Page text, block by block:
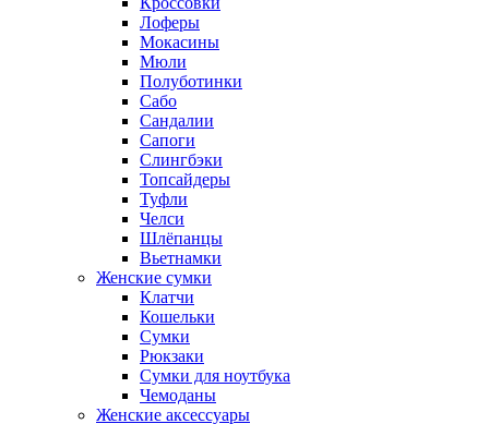
Лоферы
Мокасины
Мюли
Полуботинки
Сабо
Сандалии
Сапоги
Слингбэки
Топсайдеры
Туфли
Челси
Шлёпанцы
Вьетнамки
Женские сумки
Клатчи
Кошельки
Сумки
Рюкзаки
Сумки для ноутбука
Чемоданы
Женские аксессуары